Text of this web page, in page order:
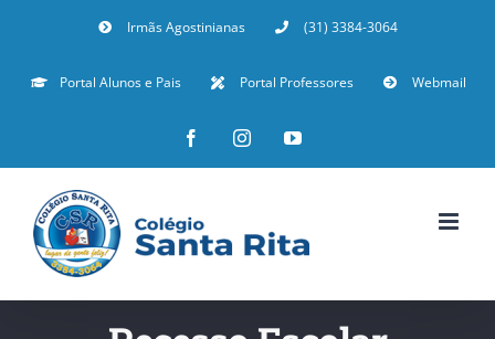
Irmãs Agostinianas (31) 3384-3064
Portal Alunos e Pais Portal Professores Webmail